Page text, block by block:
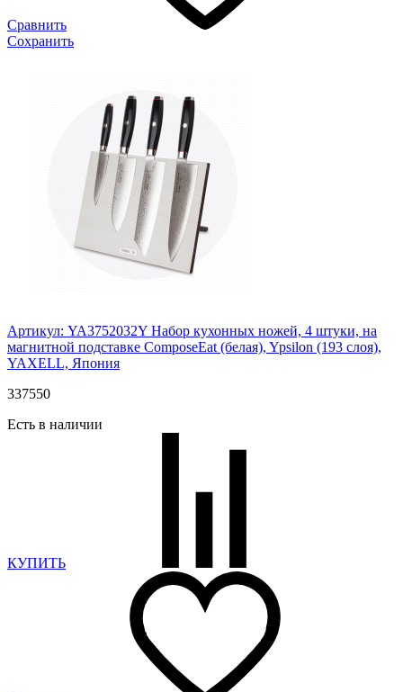
Сравнить
Сохранить
Артикул: YA3752032Y Набор кухонных ножей, 4 штуки, на
магнитной подставке ComposeEat (белая), Ypsilon (193 слоя),
YAXELL, Япония
337550
Есть в наличии
КУПИТЬ